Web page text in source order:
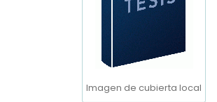
Imagen de cubierta local